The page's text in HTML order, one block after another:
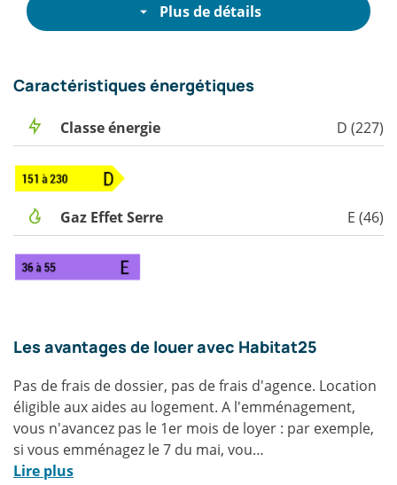
Plus de détails
Caractéristiques énergétiques
Classe énergie D (227)
Gaz Effet Serre E (46)
Les avantages de louer avec Habitat25
Lire plus(Les
Pas de frais de dossier, pas de frais d'agence. Location
éligible aux aides au logement. A l'emménagement,
vous n'avancez pas le 1er mois de loyer : par exemple,
si vous emménagez le 7 du mai, vou…